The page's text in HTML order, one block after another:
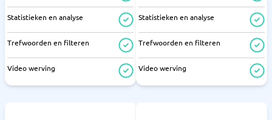
Statistieken en analyse
Trefwoorden en filteren
Video werving
Statistieken en analyse
Trefwoorden en filteren
Video werving